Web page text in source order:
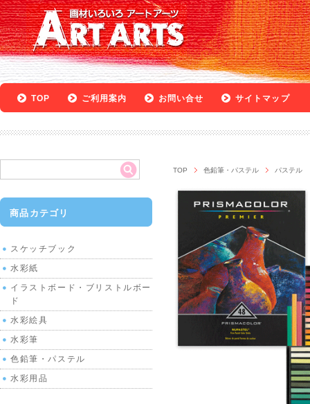
TOP ご利用案内 お問い合せ サイトマップ
TOP 色鉛筆・パステル パステル
商品カテゴリ
スケッチブック
水彩紙
イラストボード・ブリストルボー
ド
水彩絵具
水彩筆
色鉛筆・パステル
水彩用品